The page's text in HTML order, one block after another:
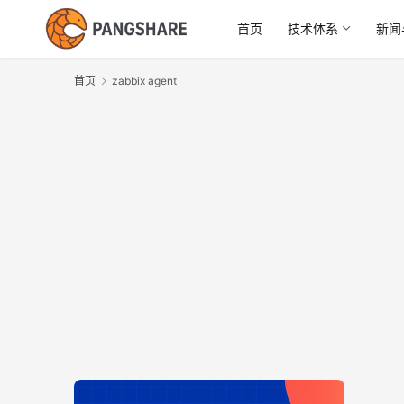
首页 技术体系 新闻
首页 zabbix agent